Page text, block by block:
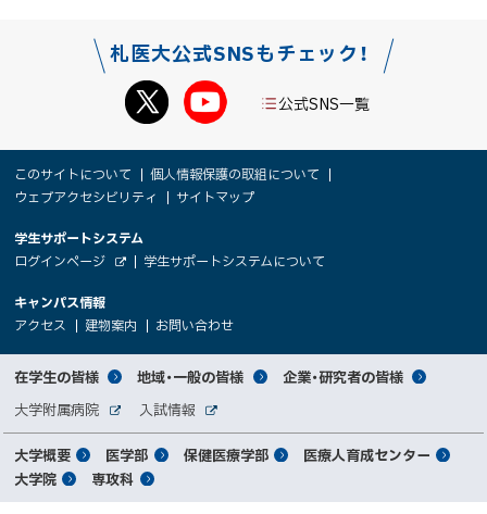
札医大公式SNSもチェック！
公式SNS一覧
サ
イ
ト
報
このサイトについて
個人情報保護の取組について
ウェブアクセシビリティ
サイトマップ
大
学
関
者
向
け
学生サポートシステム
ログインページ
イ
ト
（
新
ィ
ド
ウ
で
開
き
ま
す
学生サポートシステムについて
キャンパス情報
アクセス
（
新
規
ウ
ィ
ン
ド
ウ
で
開
き
ま
建物案内
（
新
規
ウ
ィ
ン
ド
ウ
で
き
ま
お問い合わせ
規
ウ
ィ
ウ
で
開
ま
サ
イ
ト
マ
対
象
者
別
メ
在学生の皆様 地域・一般の皆様 企業・研究者の皆様
関
連
サ
イ
大学附属病院
サ
イ
ト
入試情報
サ
メ
イ
大学概要 医学部 保健医療学部
医療人育成センター
大学院
専攻科